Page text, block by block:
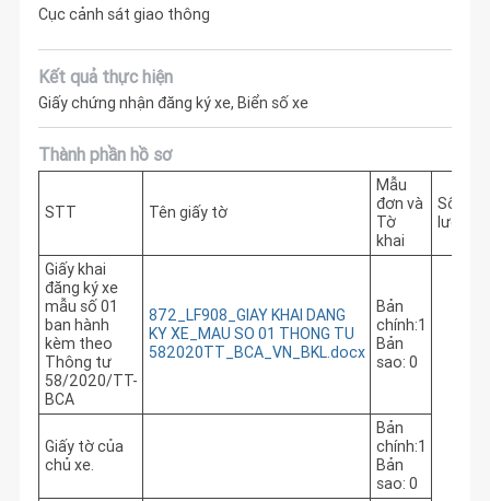
Cục cảnh sát giao thông
Kết quả thực hiện
Giấy chứng nhận đăng ký xe, Biển số xe
Thành phần hồ sơ
STT Tên giấy tờ
Mẫu
đơn và
Tờ
khai
Số
lượng
Giấy khai
đăng ký xe
mẫu số 01
ban hành
kèm theo
Thông tư
58/2020/TT-
BCA
872_LF908_GIAY KHAI DANG
KY XE_MAU SO 01 THONG TU
582020TT_BCA_VN_BKL.docx
Bản
chính:1
Bản
sao: 0
Giấy tờ của
chủ xe.
Bản
chính:1
Bản
sao: 0